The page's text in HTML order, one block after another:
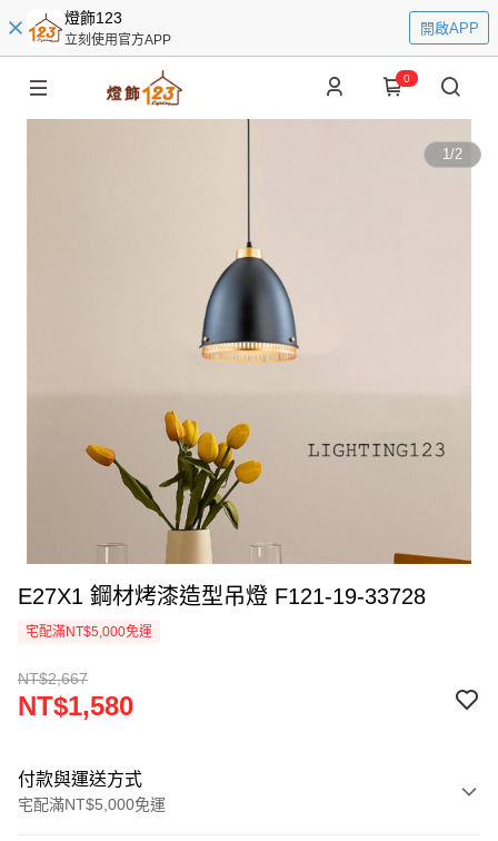
燈飾123
立刻使用官方APP
開啟APP
0
1/2
E27X1 鋼材烤漆造型吊燈 F121-19-33728
宅配滿NT$5,000免運
NT$2,667
NT$1,580
付款與運送方式
宅配滿NT$5,000免運